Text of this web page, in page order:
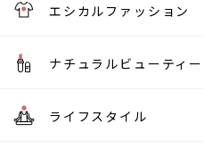
エシカルファッション
ナチュラルビューティー
ライフスタイル